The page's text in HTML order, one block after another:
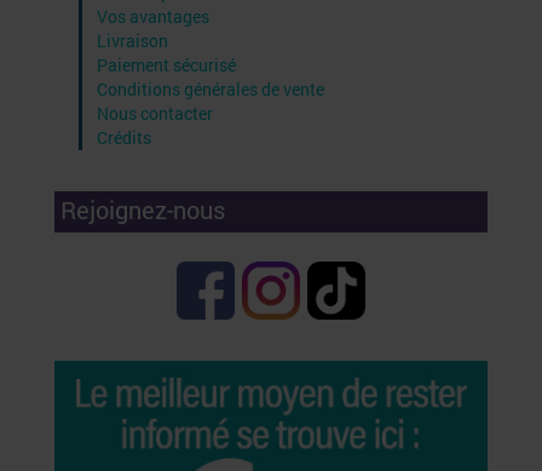
Vos avantages
Livraison
Paiement sécurisé
Conditions générales de vente
Nous contacter
Crédits
Rejoignez-nous